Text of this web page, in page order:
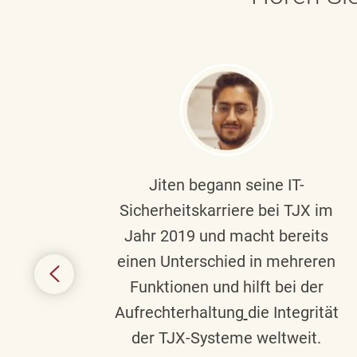
Jiten begann seine IT-
Sicherheitskarriere bei TJX im
Jahr 2019 und macht bereits
einen Unterschied in mehreren
Funktionen und hilft bei der
Aufrechterhaltung die Integrität
der TJX-Systeme weltweit.